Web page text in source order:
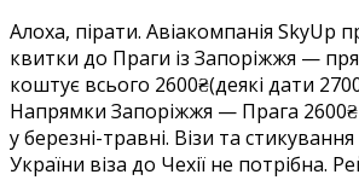
березні-
травні
Алоха, пірати. Авіакомпанія SkyUp
квитки до Праги із Запоріжжя —
коштує всього 2600₴(деякі дати
Напрямки Запоріжжя — Прага
у березні-травні. Візи та
України віза до Чехії не потрібна.